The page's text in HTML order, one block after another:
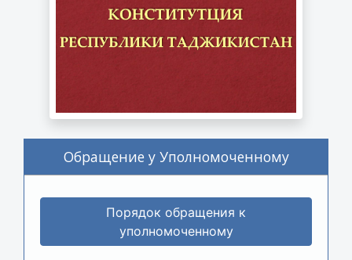
Обращение у Уполномоченному
Порядок обращения к
уполномоченному